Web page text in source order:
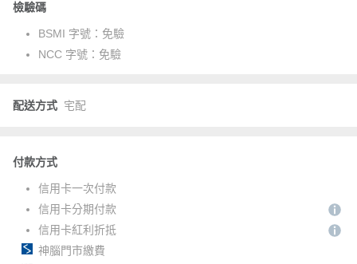
檢驗碼
BSMI 字號： 免驗
NCC 字號： 免驗
配送方式 宅配
付款方式
信用卡一次付款
信用卡分期付款
信用卡紅利折抵
神腦門市繳費